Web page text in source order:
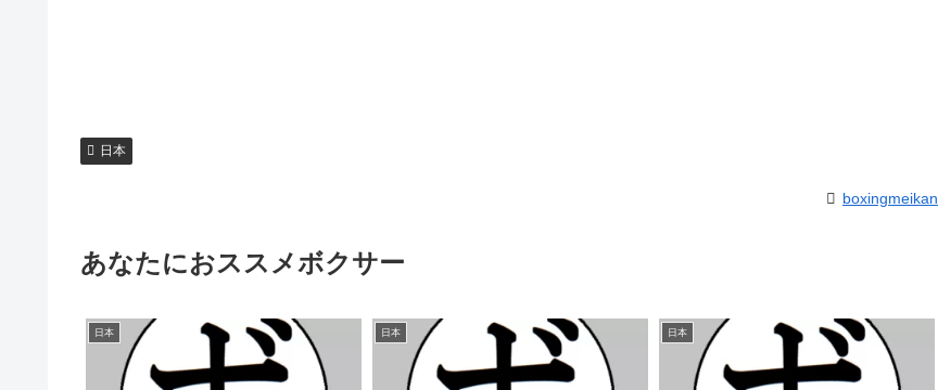
日本
boxingmeikan
あなたにおススメボクサー
日本 日本 日本